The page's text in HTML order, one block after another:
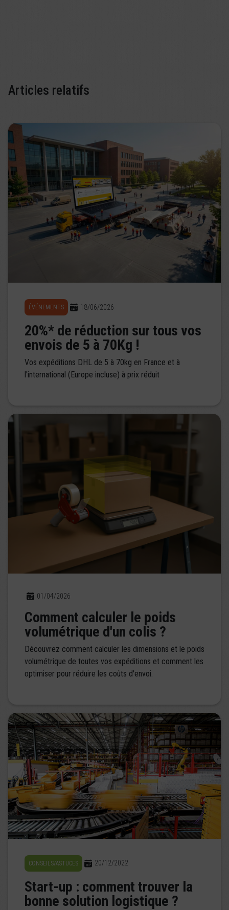
Articles relatifs
ÉVÉNEMENTS 18/06/2026
20%* de réduction sur tous vos
envois de 5 à 70Kg !
Vos expéditions DHL de 5 à 70kg en France et à
l'international (Europe incluse) à prix réduit
01/04/2026
Comment calculer le poids
volumétrique d'un colis ?
Découvrez comment calculer les dimensions et le poids
volumétrique de toutes vos expéditions et comment les
optimiser pour réduire les coûts d'envoi.
CONSEILS/ASTUCES 20/12/2022
Start-up : comment trouver la
bonne solution logistique ?